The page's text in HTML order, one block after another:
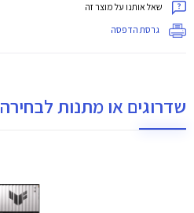
שאל אותנו על מוצר זה
גרסת הדפסה
שדרוגים או מתנות לבחירה